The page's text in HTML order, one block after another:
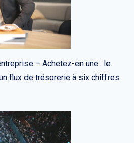
– Achetez-en une : le
flux de trésorerie à six chiffres